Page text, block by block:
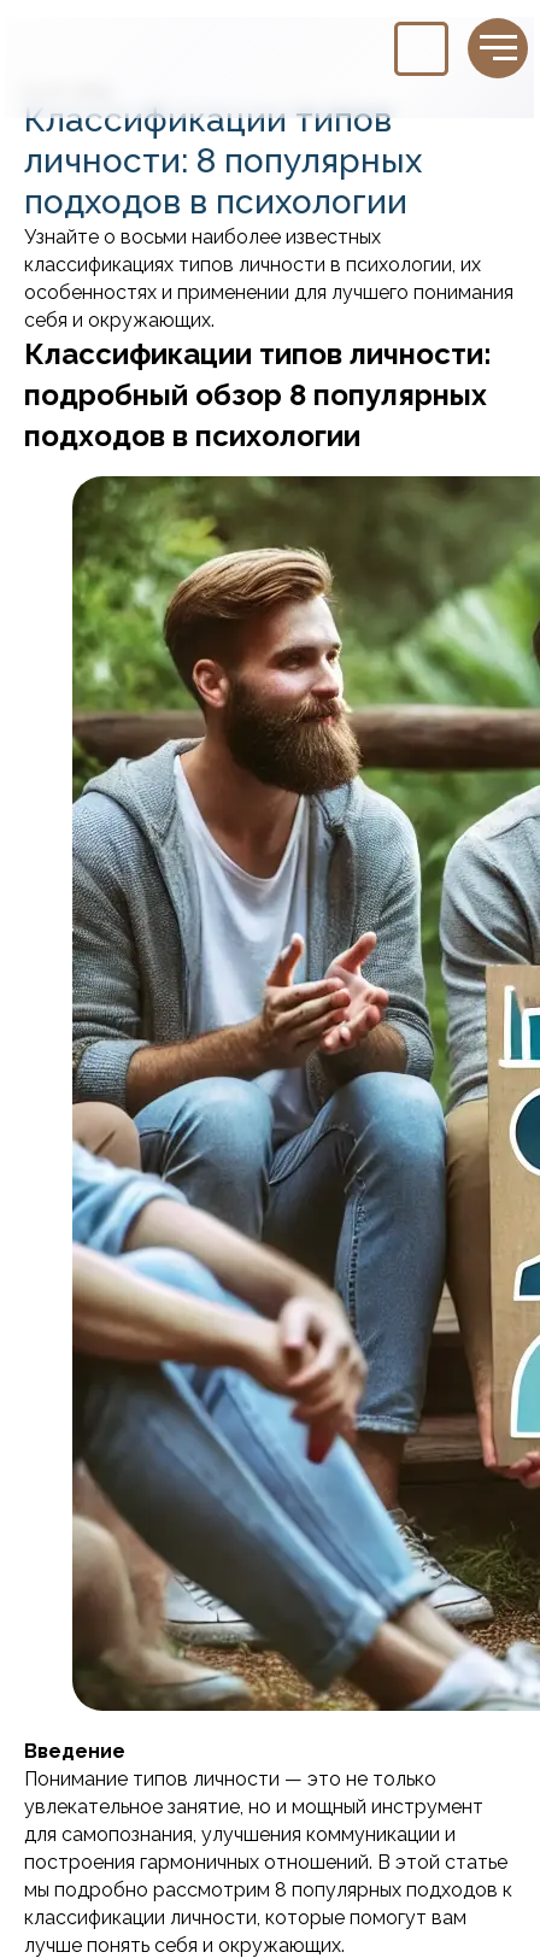
Классификации типов
личности: 8 популярных
подходов в психологии
Узнайте о восьми наиболее известных
классификациях типов личности в психологии, их
особенностях и применении для лучшего понимания
себя и окружающих.
Классификации типов личности:
подробный обзор 8 популярных
подходов в психологии
Введение
Понимание типов личности — это не только
увлекательное занятие, но и мощный инструмент
для самопознания, улучшения коммуникации и
построения гармоничных отношений. В этой статье
мы подробно рассмотрим 8 популярных подходов к
классификации личности, которые помогут вам
лучше понять себя и окружающих.